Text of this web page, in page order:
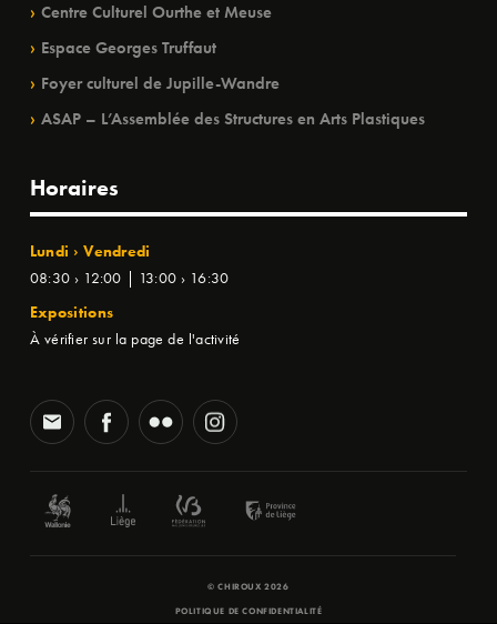
Centre Culturel Ourthe et Meuse
Espace Georges Truffaut
Foyer culturel de Jupille-Wandre
ASAP – L’Assemblée des Structures en Arts Plastiques
Horaires
Lundi › Vendredi
08:30 › 12:00 | 13:00 › 16:30
Expositions
À vérifier sur la page de l'activité
© CHIROUX 2026
POLITIQUE DE CONFIDENTIALITÉ